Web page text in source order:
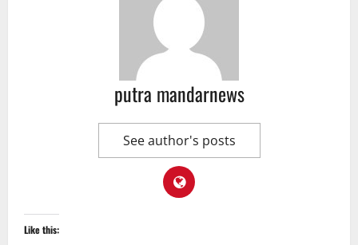
putra mandarnews
See author's posts
Like this: